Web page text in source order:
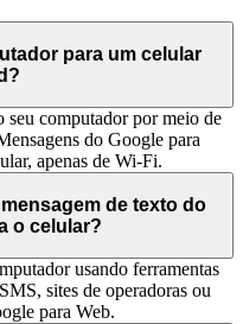
para um celular
computador por meio de
do Google para
apenas de Wi-Fi.
de texto do
o celular?
usando ferramentas
sites de operadoras ou
para Web.